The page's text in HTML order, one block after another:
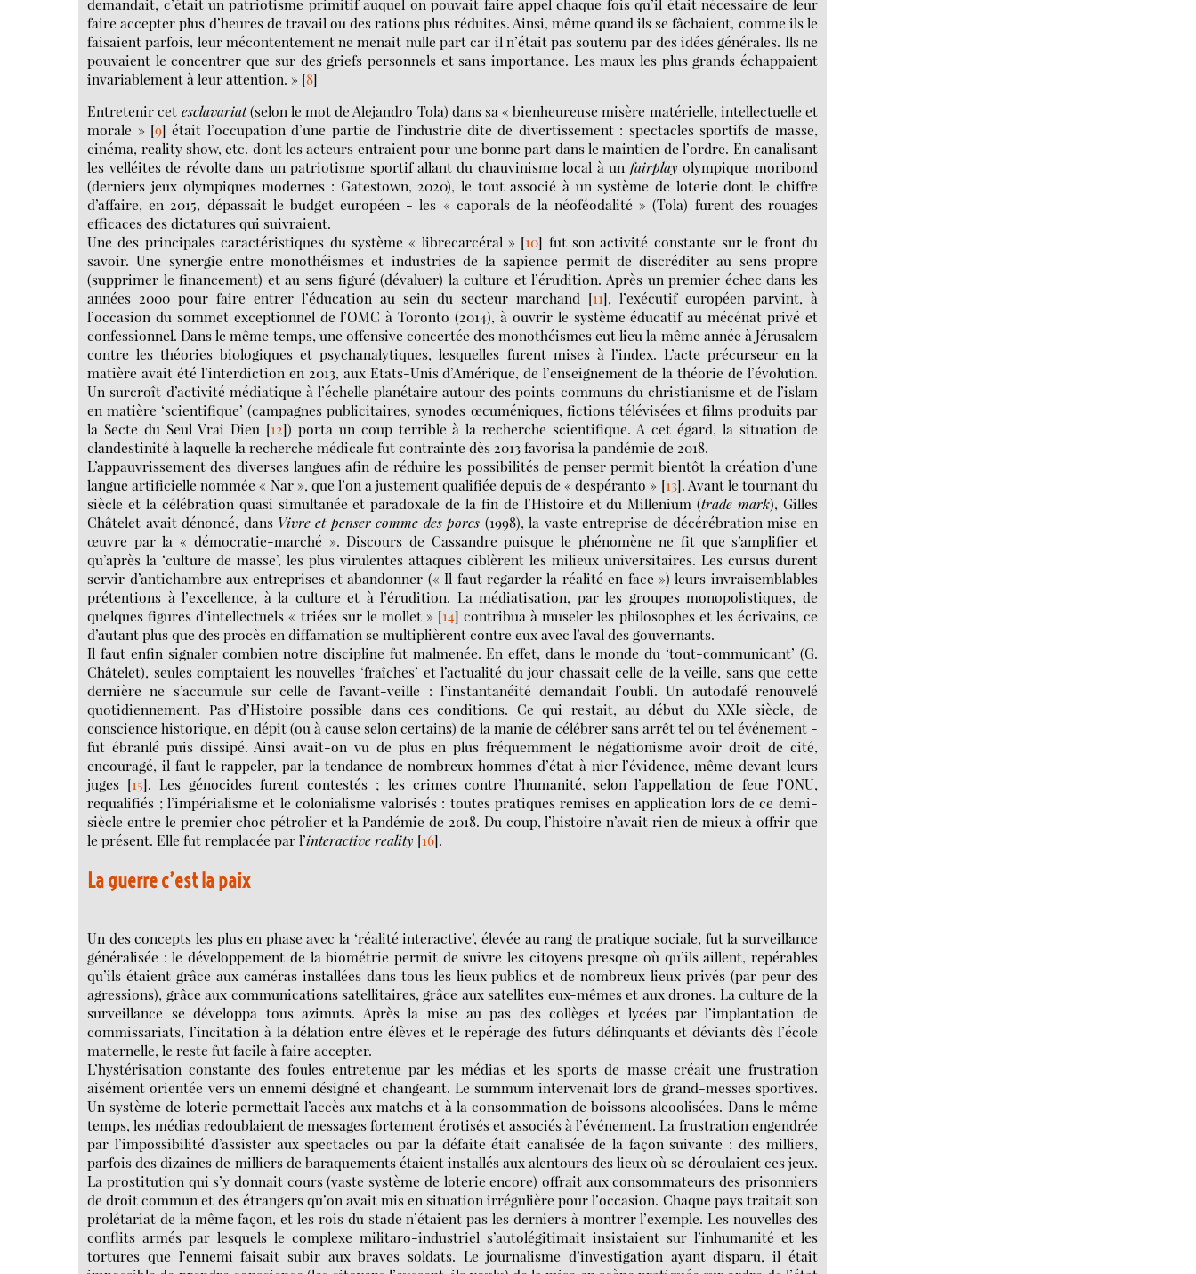
faire accepter plus d’heures de travail ou des rations plus réduites. Ainsi, même quand ils se fâchaient, comme ils le
faisaient parfois, leur mécontentement ne menait nulle part car il n’était pas soutenu par des idées générales. Ils ne
pouvaient le concentrer que sur des griefs personnels et sans importance. Les maux les plus grands échappaient
invariablement à leur attention. » [8]
Entretenir cet esclavariat(selon le mot de Alejandro Tola) dans sa « bienheureuse misère matérielle, intellectuelle et
morale » [9] était l’occupation d’une partie de l’industrie dite de divertissement : spectacles sportifs de masse,
cinéma, reality show, etc. dont les acteurs entraient pour une bonne part dans le maintien de l’ordre. En canalisant
les velléites de révolte dans un patriotisme sportif allant du chauvinisme local à un fairplayolympique moribond
(derniers jeux olympiques modernes : Gatestown, 2020), le tout associé à un système de loterie dont le chiffre
d’affaire, en 2015, dépassait le budget européen - les « caporals de la néoféodalité » (Tola) furent des rouages
efficaces des dictatures qui suivraient.
Une des principales caractéristiques du système « librecarcéral » [10] fut son activité constante sur le front du
savoir. Une synergie entre monothéismes et industries de la sapience permit de discréditer au sens propre
(supprimer le financement) et au sens figuré (dévaluer) la culture et l’érudition. Après un premier échec dans les
années 2000 pour faire entrer l’éducation au sein du secteur marchand [11], l’exécutif européen parvint, à
l’occasion du sommet exceptionnel de l’OMC à Toronto (2014), à ouvrir le système éducatif au mécénat privé et
confessionnel. Dans le même temps, une offensive concertée des monothéismes eut lieu la même année à Jérusalem
contre les théories biologiques et psychanalytiques, lesquelles furent mises à l’index. L’acte précurseur en la
matière avait été l’interdiction en 2013, aux Etats-Unis d’Amérique, de l’enseignement de la théorie de l’évolution.
Un surcroît d’activité médiatique à l’échelle planétaire autour des points communs du christianisme et de l’islam
en matière ‘scientifique’ (campagnes publicitaires, synodes œcuméniques, fictions télévisées et films produits par
la Secte du Seul Vrai Dieu [12]) porta un coup terrible à la recherche scientifique. A cet égard, la situation de
clandestinité à laquelle la recherche médicale fut contrainte dès 2013 favorisa la pandémie de 2018.
L’appauvrissement des diverses langues afin de réduire les possibilités de penser permit bientôt la création d’une
langue artificielle nommée « Nar », que l’on a justement qualifiée depuis de « despéranto » [13]. Avant le tournant du
siècle et la célébration quasi simultanée et paradoxale de la fin de l’Histoire et du Millenium (trade mark), Gilles
Châtelet avait dénoncé, dans Vivre et penser comme des porcs (1998), la vaste entreprise de décérébration mise en
œuvre par la « démocratie-marché ». Discours de Cassandre puisque le phénomène ne fit que s’amplifier et
qu’après la ‘culture de masse’, les plus virulentes attaques ciblèrent les milieux universitaires. Les cursus durent
servir d’antichambre aux entreprises et abandonner (« Il faut regarder la réalité en face ») leurs invraisemblables
prétentions à l’excellence, à la culture et à l’érudition. La médiatisation, par les groupes monopolistiques, de
quelques figures d’intellectuels « triées sur le mollet » [14] contribua à museler les philosophes et les écrivains, ce
d’autant plus que des procès en diffamation se multiplièrent contre eux avec l’aval des gouvernants.
Il faut enfin signaler combien notre discipline fut malmenée. En effet, dans le monde du ‘tout-communicant’ (G.
Châtelet), seules comptaient les nouvelles ‘fraîches’ et l’actualité du jour chassait celle de la veille, sans que cette
dernière ne s’accumule sur celle de l’avant-veille : l’instantanéité demandait l’oubli. Un autodafé renouvelé
quotidiennement. Pas d’Histoire possible dans ces conditions. Ce qui restait, au début du XXIe siècle, de
conscience historique, en dépit (ou à cause selon certains) de la manie de célébrer sans arrêt tel ou tel événement -
fut ébranlé puis dissipé. Ainsi avait-on vu de plus en plus fréquemment le négationisme avoir droit de cité,
encouragé, il faut le rappeler, par la tendance de nombreux hommes d’état à nier l’évidence, même devant leurs
juges [15]. Les génocides furent contestés ; les crimes contre l’humanité, selon l’appellation de feue l’ONU,
requalifiés ; l’impérialisme et le colonialisme valorisés : toutes pratiques remises en application lors de ce demi-
siècle entre le premier choc pétrolier et la Pandémie de 2018. Du coup, l’histoire n’avait rien de mieux à offrir que
le présent. Elle fut remplacée par l’interactive reality [16].
La guerre c’est la paix
Un des concepts les plus en phase avec la ‘réalité interactive’, élevée au rang de pratique sociale, fut la surveillance
généralisée : le développement de la biométrie permit de suivre les citoyens presque où qu’ils aillent, repérables
qu’ils étaient grâce aux caméras installées dans tous les lieux publics et de nombreux lieux privés (par peur des
agressions), grâce aux communications satellitaires, grâce aux satellites eux-mêmes et aux drones. La culture de la
surveillance se développa tous azimuts. Après la mise au pas des collèges et lycées par l’implantation de
commissariats, l’incitation à la délation entre élèves et le repérage des futurs délinquants et déviants dès l’école
maternelle, le reste fut facile à faire accepter.
L’hystérisation constante des foules entretenue par les médias et les sports de masse créait une frustration
aisément orientée vers un ennemi désigné et changeant. Le summum intervenait lors de grand-messes sportives.
Un système de loterie permettait l’accès aux matchs et à la consommation de boissons alcoolisées. Dans le même
temps, les médias redoublaient de messages fortement érotisés et associés à l’événement. La frustration engendrée
par l’impossibilité d’assister aux spectacles ou par la défaite était canalisée de la façon suivante : des milliers,
parfois des dizaines de milliers de baraquements étaient installés aux alentours des lieux où se déroulaient ces jeux.
La prostitution qui s’y donnait cours (vaste système de loterie encore) offrait aux consommateurs des prisonniers
de droit commun et des étrangers qu’on avait mis en situation irrégulière pour l’occasion. Chaque pays traitait son
prolétariat de la même façon, et les rois du stade n’étaient pas les derniers à montrer l’exemple. Les nouvelles des
conflits armés par lesquels le complexe militaro-industriel s’autolégitimait insistaient sur l’inhumanité et les
tortures que l’ennemi faisait subir aux braves soldats. Le journalisme d’investigation ayant disparu, il était